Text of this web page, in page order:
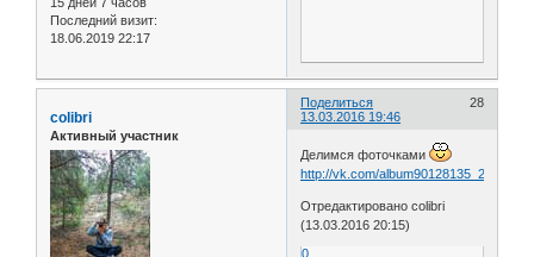
Последний визит:
18.06.2019 22:17
Поделиться
28
13.03.2016 19:46
colibri
Активный участник
Делимся фоточками
http://vk.com/
Отредактировано colibri
(13.03.2016 20:15)
0